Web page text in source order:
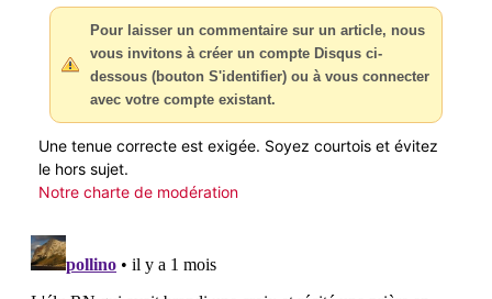
Pour laisser un commentaire sur un article, nous
vous invitons à créer un compte Disqus ci-
dessous (bouton S'identifier) ou à vous connecter
avec votre compte existant.
Une tenue correcte est exigée. Soyez courtois et évitez
le hors sujet.
Notre charte de modération